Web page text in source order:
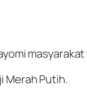
Merah Putih.